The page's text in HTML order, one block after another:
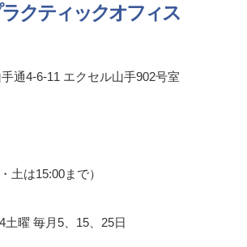
クティックオフィス
通4-6-11 エクセル山手902号室
土は15:00まで）
土曜 毎月5、15、25日